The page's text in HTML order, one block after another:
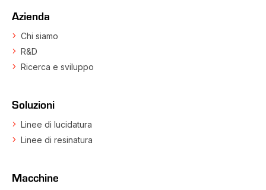
Azienda
Chi siamo
R&D
Ricerca e sviluppo
Soluzioni
Linee di lucidatura
Linee di resinatura
Macchine